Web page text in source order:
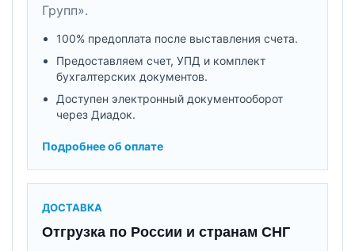
Групп».
100% предоплата после выставления счета.
Предоставляем счет, УПД и комплект
бухгалтерских документов.
Доступен электронный документооборот
через Диадок.
Подробнее об оплате
ДОСТАВКА
Отгрузка по России и странам СНГ